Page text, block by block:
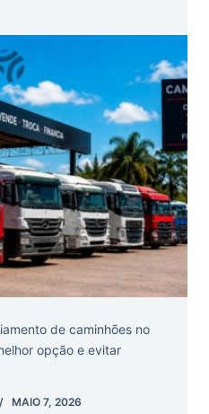
de caminhões no
opção e evitar
MAIO 7, 2026